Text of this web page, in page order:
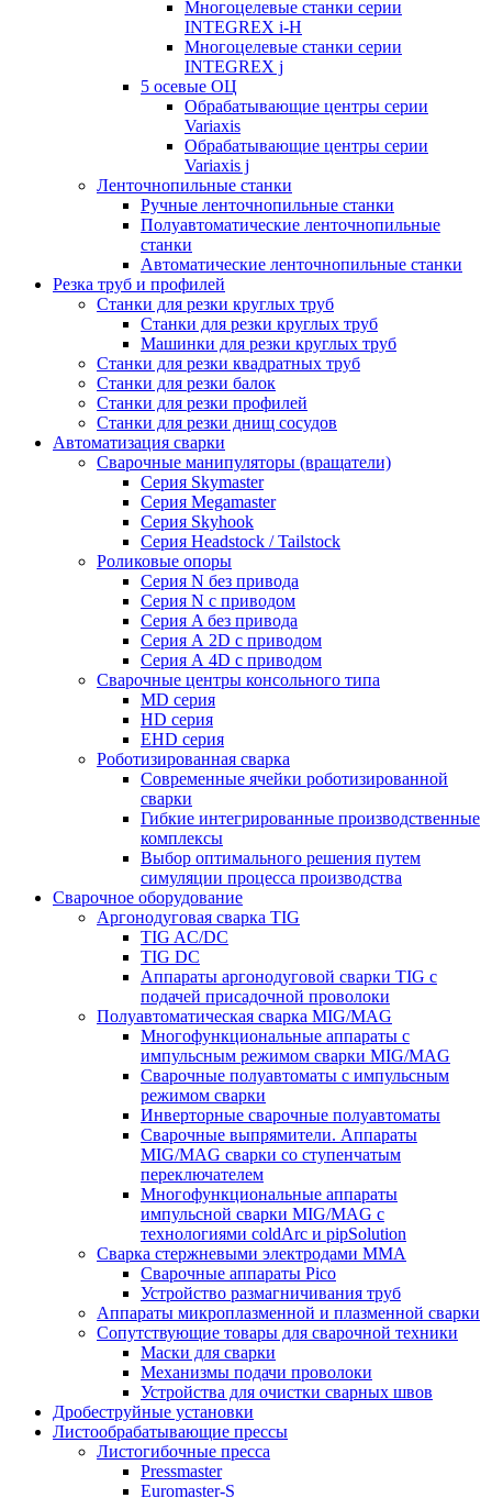
Многоцелевые станки серии
INTEGREX i-H
Многоцелевые станки серии
INTEGREX j
5 осевые ОЦ
Обрабатывающие центры серии
Variaxis
Обрабатывающие центры серии
Variaxis j
Ленточнопильные станки
Ручные ленточнопильные станки
Полуавтоматические ленточнопильные
станки
Автоматические ленточнопильные станки
Резка труб и профилей
Станки для резки круглых труб
Станки для резки круглых труб
Машинки для резки круглых труб
Станки для резки квадратных труб
Станки для резки балок
Станки для резки профилей
Станки для резки днищ сосудов
Автоматизация сварки
Сварочные манипуляторы (вращатели)
Серия Skymaster
Серия Megamaster
Серия Skyhook
Серия Headstock / Tailstock
Роликовые опоры
Серия N без привода
Серия N с приводом
Серия A без привода
Серия А 2D с приводом
Серия А 4D с приводом
Сварочные центры консольного типа
MD серия
HD серия
EHD серия
Роботизированная сварка
Современные ячейки роботизированной
сварки
Гибкие интегрированные производственные
комплексы
Выбор оптимального решения путем
симуляции процесса производства
Сварочное оборудование
Аргонодуговая сварка TIG
TIG AC/DC
TIG DC
Аппараты аргонодуговой сварки TIG с
подачей присадочной проволоки
Полуавтоматическая сварка MIG/MAG
Многофункциональные аппараты с
импульсным режимом сварки MIG/MAG
Сварочные полуавтоматы с импульсным
режимом сварки
Инверторные сварочные полуавтоматы
Сварочные выпрямители. Аппараты
MIG/MAG сварки со ступенчатым
переключателем
Многофункциональные аппараты
импульсной сварки MIG/MAG с
технологиями coldArc и pipSolution
Сварка стержневыми электродами MMA
Сварочные аппараты Pico
Устройство размагничивания труб
Аппараты микроплазменной и плазменной сварки
Сопутствующие товары для сварочной техники
Маски для сварки
Механизмы подачи проволоки
Устройства для очистки сварных швов
Дробеструйные установки
Листообрабатывающие прессы
Листогибочные пресса
Pressmaster
Euromaster-S